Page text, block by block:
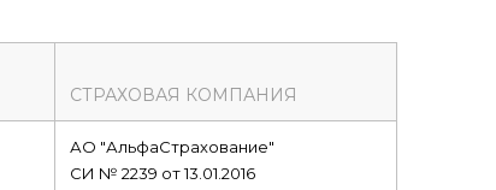
СТРАХОВАЯ КОМПАНИЯ
АО "АльфаСтрахование"
СИ № 2239 от 13.01.2016